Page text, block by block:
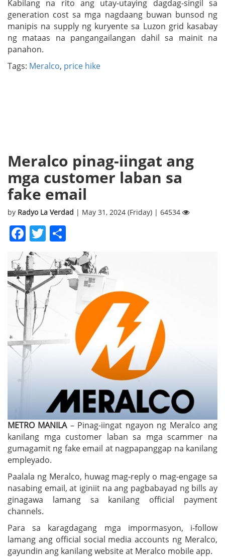
Kabilang na rito ang utay-utaying dagdag-singil sa
generation cost sa mga nagdaang buwan bunsod ng
manipis na supply ng kuryente sa Luzon grid kasabay
ng mataas na pangangailangan dahil sa mainit na
panahon.
Tags: Meralco, price hike
Meralco pinag-iingat ang
mga customer laban sa
fake email
by Radyo La Verdad | May 31, 2024 (Friday) | 64534
Facebook
Twitter
METRO MANILA– Pinag-iingat ngayon ng Meralco ang
kanilang mga customer laban sa mga scammer na
gumagamit ng fake email at nagpapanggap na kanilang
empleyado.
Paalala ng Meralco, huwag mag-reply o mag-engage sa
nasabing email, at iginiit na ang pagbabayad ng bills ay
ginagawa lamang sa kanilang official payment
channels.
Para sa karagdagang mga impormasyon, i-follow
lamang ang official social media accounts ng Meralco,
gayundin ang kanilang website at Meralco mobile app.